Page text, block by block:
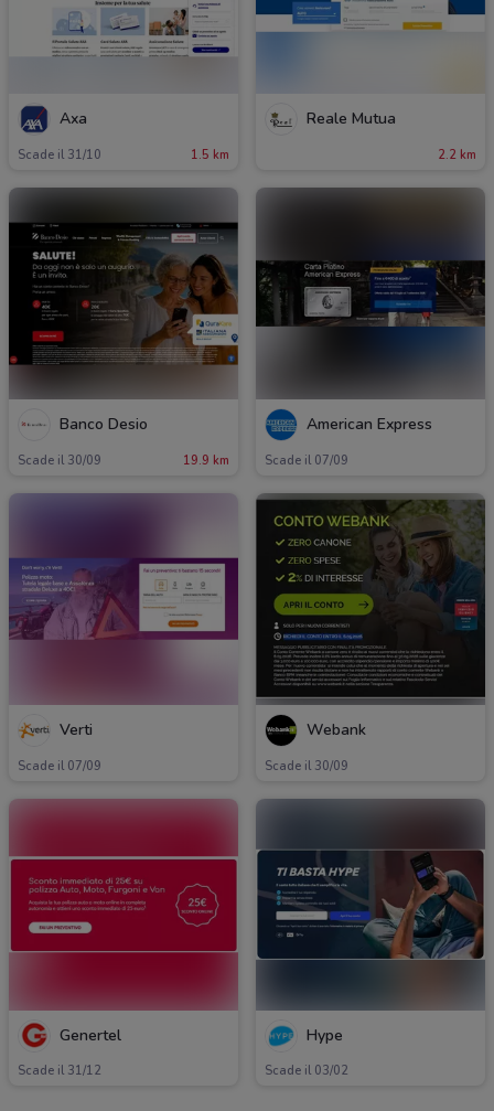
Axa
Scade il 31/10 1.5 km
Reale Mutua
2.2 km
Banco Desio
Scade il 30/09 19.9 km
American Express
Scade il 07/09
Verti
Scade il 07/09
Webank
Scade il 30/09
Genertel
Scade il 31/12
Hype
Scade il 03/02